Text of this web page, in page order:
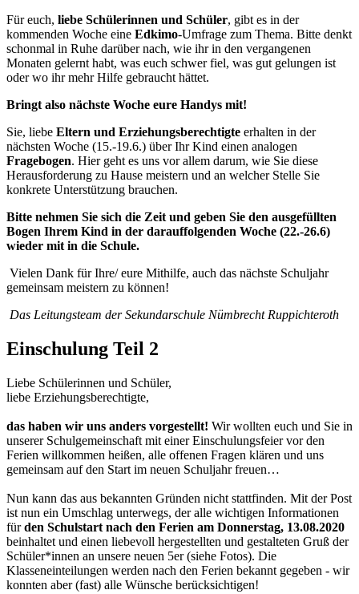
Für euch, liebe Schülerinnen und Schüler, gibt es in der
kommenden Woche eine Edkimo-Umfrage zum Thema. Bitte denkt
schonmal in Ruhe darüber nach, wie ihr in den vergangenen
Monaten gelernt habt, was euch schwer fiel, was gut gelungen ist
oder wo ihr mehr Hilfe gebraucht hättet.
Bringt also nächste Woche eure Handys mit!
Sie, liebe Eltern und Erziehungsberechtigte erhalten in der
nächsten Woche (15.-19.6.) über Ihr Kind einen analogen
Fragebogen. Hier geht es uns vor allem darum, wie Sie diese
Herausforderung zu Hause meistern und an welcher Stelle Sie
konkrete Unterstützung brauchen.
Bitte nehmen Sie sich die Zeit und geben Sie den ausgefüllten
Bogen Ihrem Kind in der darauffolgenden Woche (22.-26.6)
wieder mit in die Schule.
Vielen Dank für Ihre/ eure Mithilfe, auch das nächste Schuljahr
gemeinsam meistern zu können!
Das Leitungsteam der Sekundarschule Nümbrecht Ruppichteroth
Einschulung Teil 2
Liebe Schülerinnen und Schüler,
liebe Erziehungsberechtigte,
das haben wir uns anders vorgestellt! Wir wollten euch und Sie in
unserer Schulgemeinschaft mit einer Einschulungsfeier vor den
Ferien willkommen heißen, alle offenen Fragen klären und uns
gemeinsam auf den Start im neuen Schuljahr freuen…
Nun kann das aus bekannten Gründen nicht stattfinden. Mit der Post
ist nun ein Umschlag unterwegs, der alle wichtigen Informationen
fürden Schulstart nach den Ferien am Donnerstag, 13.08.2020
beinhaltet und einen liebevoll hergestellten und gestalteten Gruß der
Schüler*innen an unsere neuen 5er (siehe Fotos). Die
Klasseneinteilungen werden nach den Ferien bekannt gegeben - wir
konnten aber (fast) alle Wünsche berücksichtigen!